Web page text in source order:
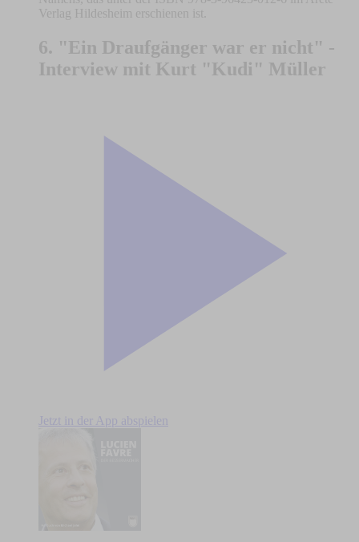
Verlag Hildesheim erschienen ist.
6. "Ein Draufgänger war er nicht" -
Interview mit Kurt "Kudi" Müller
Jetzt in der App abspielen